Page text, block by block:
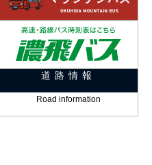
道路情報
Road information